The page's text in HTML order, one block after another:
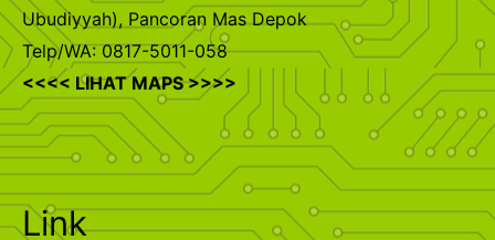
Ubudiyyah), Pancoran Mas Depok
Telp/WA: 0817-5011-058
<<<< LIHAT MAPS >>>>
Link